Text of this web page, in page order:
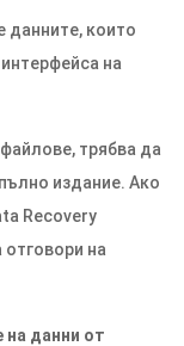
данните, които
на
трябва да
издание. Ако
Recovery
на
данни от